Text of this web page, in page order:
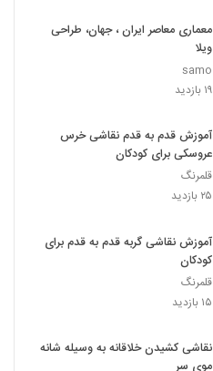
معماری معاصر ایران ، جهان، طراحی
ویلا
samo
۱۹ بازدید
آموزش قدم به قدم نقاشی خرس
عروسکی برای کودکان
قلمرنگ
۲۵ بازدید
آموزش نقاشی گربه قدم به قدم برای
کودکان
قلمرنگ
۱۵ بازدید
نقاشی کشیدن خلاقانه به وسیله شانه
موی سر